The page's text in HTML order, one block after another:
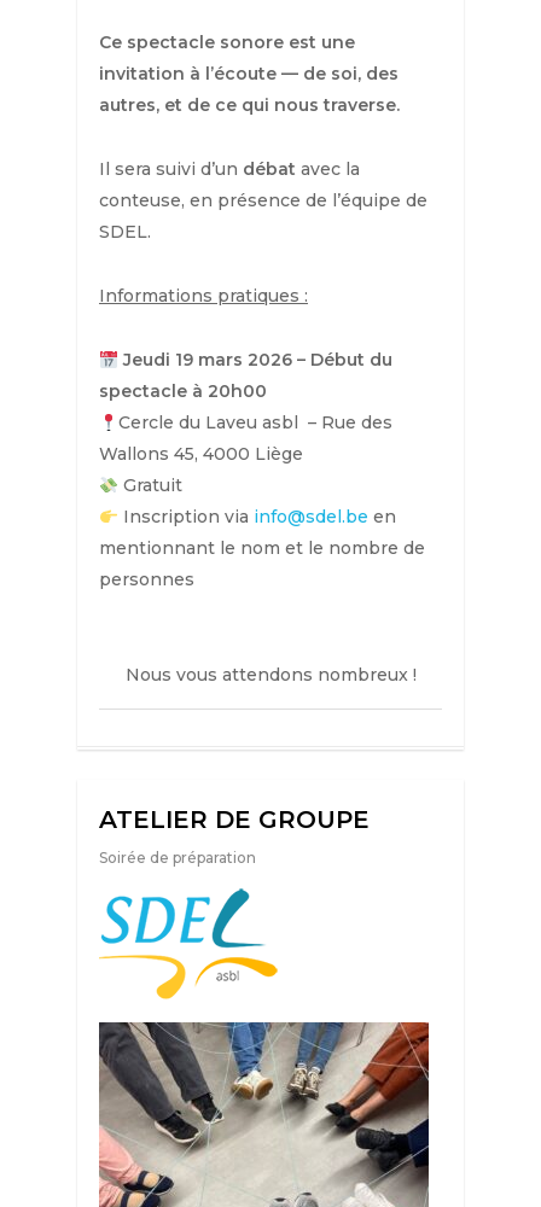
Ce spectacle sonore est une
invitation à l’écoute — de soi, des
autres, et de ce qui nous traverse.
Il sera suivi d’un débat avec la
conteuse, en présence de l’équipe de
SDEL.
Informations pratiques :
Jeudi 19 mars 2026 – Début du
spectacle à 20h00
Cercle du Laveu asbl – Rue des
Wallons 45, 4000 Liège
Gratuit
Inscription via info@sdel.be en
mentionnant le nom et le nombre de
personnes
Nous vous attendons nombreux !
ATELIER DE GROUPE
Soirée de préparation